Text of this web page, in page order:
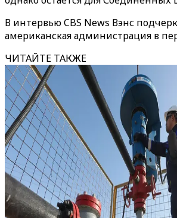
В интервью CBS News Вэнс
американская администрация в
ЧИТАЙТЕ ТАКЖЕ